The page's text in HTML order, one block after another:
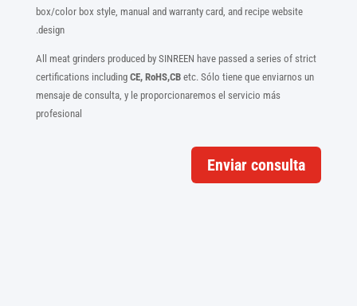
box/color box style, manual and warranty card, and recipe website
design.
All meat grinders produced by SINREEN have passed a series of strict
certifications including CE, RoHS,CBetc. Sólo tiene que enviarnos un
mensaje de consulta, y le proporcionaremos el servicio más
profesional
Enviar consulta